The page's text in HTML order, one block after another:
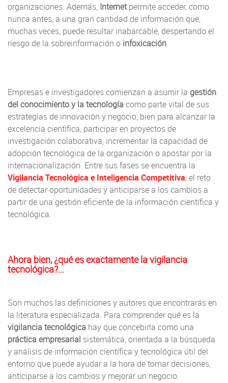
organizaciones. Además, Internetpermite acceder, como
nunca antes, a una gran cantidad de información que,
muchas veces, puede resultar inabarcable, despertando el
riesgo de la sobreinformación o infoxicación.
Empresas e investigadores comienzan a asumir la gestión
del conocimiento y la tecnologíacomo parte vital de sus
estrategias de innovación y negocio, bien para alcanzar la
excelencia científica, participar en proyectos de
investigación colaborativa, incrementar la capacidad de
adopción tecnológica de la organización o apostar por la
internacionalización. Entre sus fases se encuentra la
Vigilancia Tecnológica e Inteligencia Competitiva, el reto
de detectar oportunidades y anticiparse a los cambios a
partir de una gestión eficiente de la información científica y
tecnológica.
Ahora bien, ¿qué es exactamente la vigilancia
tecnológica?...
Son muchos las definiciones y autores que encontrarás en
la literatura especializada. Para comprender qué es la
vigilancia tecnológica hay que concebirla como una
práctica empresarial sistemática, orientada a la búsqueda
y análisis de información científica y tecnológica útil del
entorno que puede ayudar a la hora de tomar decisiones,
anticiparse a los cambios y mejorar un negocio.